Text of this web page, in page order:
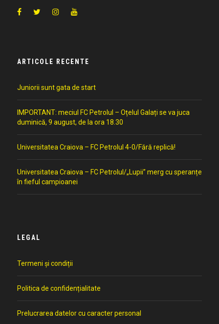
ARTICOLE RECENTE
Juniorii sunt gata de start
IMPORTANT: meciul FC Petrolul – Oțelul Galați se va juca
duminică, 9 august, de la ora 18.30
Universitatea Craiova – FC Petrolul 4-0/Fără replică!
Universitatea Craiova – FC Petrolul/„Lupii” merg cu speranțe
în fieful campioanei
LEGAL
Termeni și condiții
Politica de confidențialitate
Prelucrarea datelor cu caracter personal